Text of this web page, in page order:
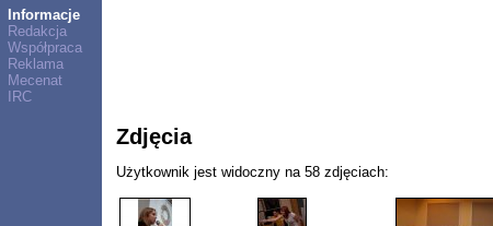
Informacje
Redakcja
Współpraca
Reklama
Mecenat
IRC
Zdjęcia
Użytkownik jest widoczny na 58 zdjęciach: